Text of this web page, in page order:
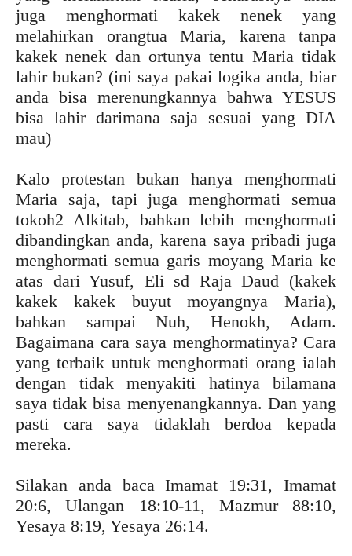
juga menghormati kakek nenek yang
melahirkan orangtua Maria, karena tanpa
kakek nenek dan ortunya tentu Maria tidak
lahir bukan? (ini saya pakai logika anda, biar
anda bisa merenungkannya bahwa YESUS
bisa lahir darimana saja sesuai yang DIA
mau)
Kalo protestan bukan hanya menghormati
Maria saja, tapi juga menghormati semua
tokoh2 Alkitab, bahkan lebih menghormati
dibandingkan anda, karena saya pribadi juga
menghormati semua garis moyang Maria ke
atas dari Yusuf, Eli sd Raja Daud (kakek
kakek kakek buyut moyangnya Maria),
bahkan sampai Nuh, Henokh, Adam.
Bagaimana cara saya menghormatinya? Cara
yang terbaik untuk menghormati orang ialah
dengan tidak menyakiti hatinya bilamana
saya tidak bisa menyenangkannya. Dan yang
pasti cara saya tidaklah berdoa kepada
mereka.
Silakan anda baca Imamat 19:31, Imamat
20:6, Ulangan 18:10-11, Mazmur 88:10,
Yesaya 8:19, Yesaya 26:14.